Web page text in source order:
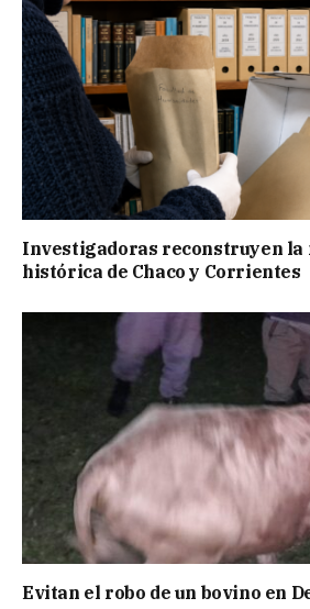
Investigadoras reconstruyen la
histórica de Chaco y Corrientes
Evitan el robo de un bovino en